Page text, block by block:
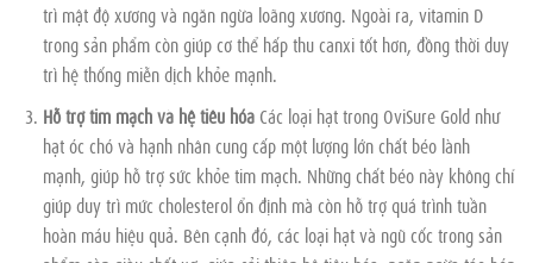
trì mật độ xương và ngăn ngừa loãng xương. Ngoài ra, vitamin D
trong sản phẩm còn giúp cơ thể hấp thu canxi tốt hơn, đồng thời duy
trì hệ thống miễn dịch khỏe mạnh.
Hỗ trợ tim mạch và hệ tiêu hóaCác loại hạt trong OviSure Gold như
hạt óc chó và hạnh nhân cung cấp một lượng lớn chất béo lành
mạnh, giúp hỗ trợ sức khỏe tim mạch. Những chất béo này không chỉ
giúp duy trì mức cholesterol ổn định mà còn hỗ trợ quá trình tuần
hoàn máu hiệu quả. Bên cạnh đó, các loại hạt và ngũ cốc trong sản